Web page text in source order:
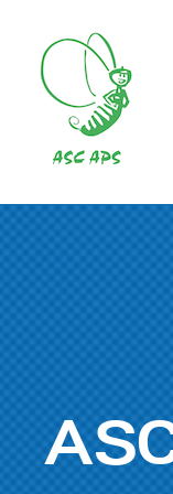
contenuto
principale